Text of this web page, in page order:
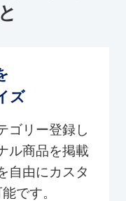
ズ
ゴリー登録し
ル商品を掲載
自由にカスタ
です。